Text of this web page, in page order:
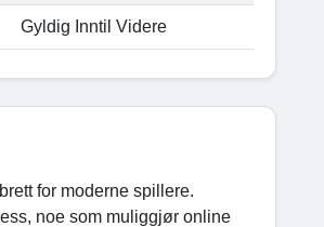
Gyldig Inntil Videre
for moderne spillere.
noe som muliggjør online